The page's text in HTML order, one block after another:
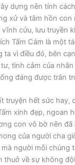
dựng nên tính
xử và tâm hồn con
cửu, lưu truyền
Tấm Cám là một
ta vì điều đó, bên
tình cảm của
đáng được trân
truyện hết sức hay,
xinh đẹp, ngoan
con vô bờ nên
của người cha
người mỗi chúng
thuở về sự không